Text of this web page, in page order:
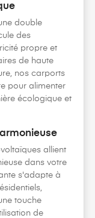
double
des
propre et
de haute
nos carports
pour alimenter
écologique et
allient
dans votre
s'adapte à
touche
de